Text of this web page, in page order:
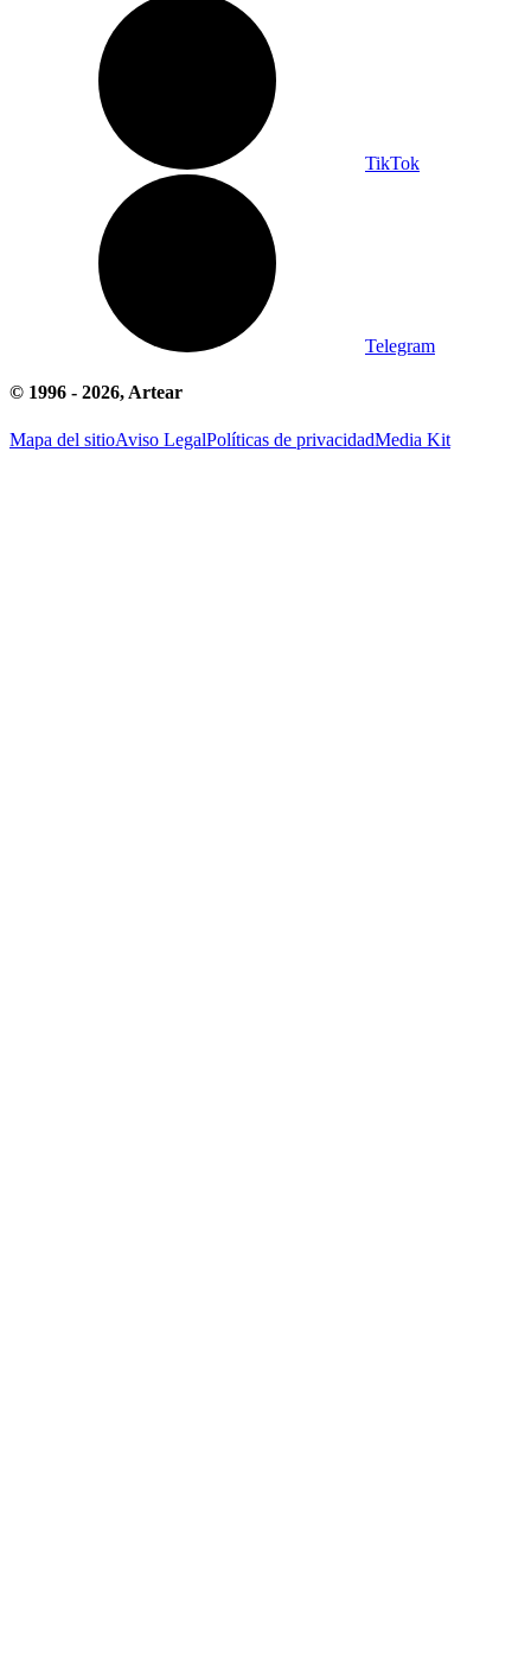
TikTok
Telegram
© 1996 - 2026, Artear
Mapa del sitioAviso LegalPolíticas de privacidadMedia Kit